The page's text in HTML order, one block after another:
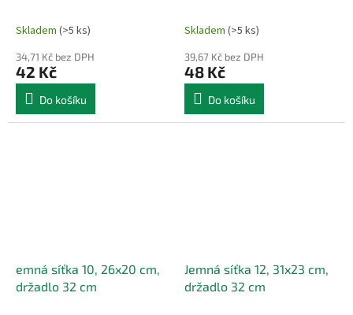
Skladem (>5 ks)
34,71 Kč bez DPH
42 Kč
Do košíku
Skladem (>5 ks)
39,67 Kč bez DPH
48 Kč
Do košíku
emná síťka 10, 26x20 cm,
držadlo 32 cm
Jemná síťka 12, 31x23 cm,
držadlo 32 cm